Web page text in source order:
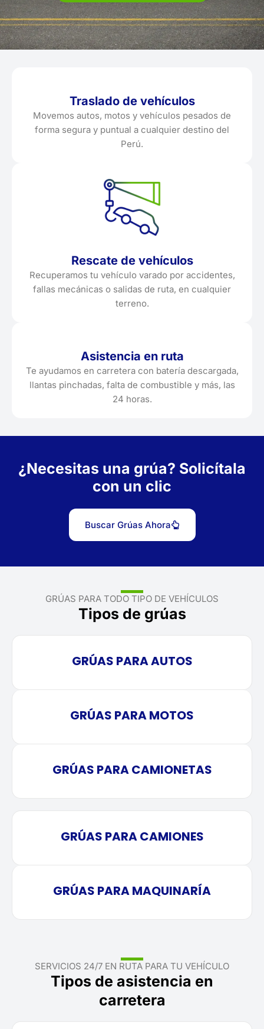
Traslado de vehículos
Movemos autos, motos y vehículos pesados de
forma segura y puntual a cualquier destino del
Perú.
Rescate de vehículos
Recuperamos tu vehículo varado por accidentes,
fallas mecánicas o salidas de ruta, en cualquier
terreno.
Asistencia en ruta
Te ayudamos en carretera con batería descargada,
llantas pinchadas, falta de combustible y más, las
24 horas.
¿Necesitas una grúa? Solicítala
con un clic
Buscar Grúas Ahora
GRÚAS PARA TODO TIPO DE VEHÍCULOS
Tipos de grúas
GRÚAS PARA AUTOS
GRÚAS PARA MOTOS
GRÚAS PARA CAMIONETAS
GRÚAS PARA CAMIONES
GRÚAS PARA MAQUINARÍA
SERVICIOS 24/7 EN RUTA PARA TU VEHÍCULO
Tipos de asistencia en
carretera